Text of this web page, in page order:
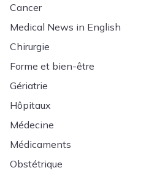
Cancer
Medical News in English
Chirurgie
Forme et bien-être
Gériatrie
Hôpitaux
Médecine
Médicaments
Obstétrique